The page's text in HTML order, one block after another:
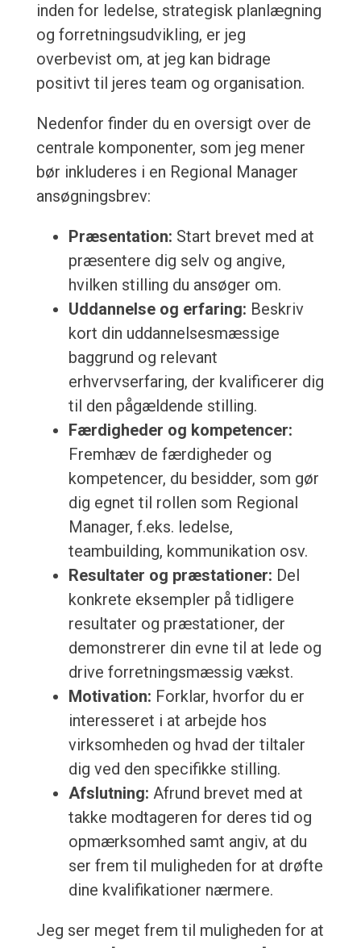
inden for ledelse, strategisk planlægning
og forretningsudvikling, er jeg
overbevist om, at jeg kan bidrage
positivt til jeres team og organisation.
Nedenfor finder du en oversigt over de
centrale komponenter, som jeg mener
bør inkluderes i en Regional Manager
ansøgningsbrev:
Præsentation: Start brevet med at
præsentere dig selv og angive,
hvilken stilling du ansøger om.
Uddannelse og erfaring: Beskriv
kort din uddannelsesmæssige
baggrund og relevant
erhvervserfaring, der kvalificerer dig
til den pågældende stilling.
Færdigheder og kompetencer:
Fremhæv de færdigheder og
kompetencer, du besidder, som gør
dig egnet til rollen som Regional
Manager, f.eks. ledelse,
teambuilding, kommunikation osv.
Resultater og præstationer: Del
konkrete eksempler på tidligere
resultater og præstationer, der
demonstrerer din evne til at lede og
drive forretningsmæssig vækst.
Motivation: Forklar, hvorfor du er
interesseret i at arbejde hos
virksomheden og hvad der tiltaler
dig ved den specifikke stilling.
Afslutning: Afrund brevet med at
takke modtageren for deres tid og
opmærksomhed samt angiv, at du
ser frem til muligheden for at drøfte
dine kvalifikationer nærmere.
Jeg ser meget frem til muligheden for at